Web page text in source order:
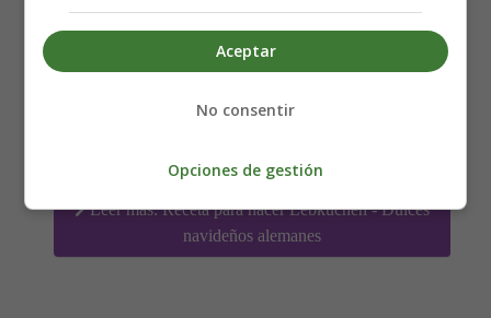
Detalles
Leer más: Receta para hacer Lebkuchen - Dulces
navideños alemanes
Aceptar
No consentir
Opciones de gestión